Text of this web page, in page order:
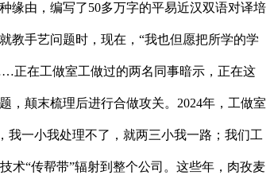
缘由，编写了50多万字的平易近汉双语对译培
教手艺问题时，现在，“我也但愿把所学的学
正在工做室工做过的两名同事暗示，正在这
，颠末梳理后进行合做攻关。2024年，工做室
我一小我处理不了，就两三小我一路；我们工
术“传帮带”辐射到整个公司。这些年，肉孜麦